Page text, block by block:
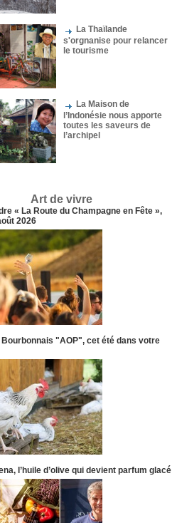
La Thaïlande
s'orgnanise pour relancer
le tourisme
La Maison de
l’Indonésie nous apporte
toutes les saveurs de
l’archipel
Art de vivre
« La Route du Champagne en Fête »,
2026
Bourbonnais "AOP", cet été dans votre
l’huile d’olive qui devient parfum glacé